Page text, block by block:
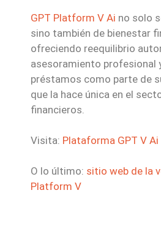
GPT Platform V Ai no solo
sino también de bienestar
ofreciendo reequilibrio
asesoramiento profesional
préstamos como parte de
que la hace única en el
financieros.
Visita: Plataforma GPT V Ai
O lo último: sitio web de la
Platform V